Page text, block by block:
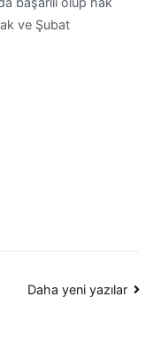
ve Şubat
Daha yeni yazılar